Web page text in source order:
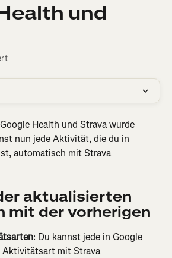
und
Health und Strava wurde
nun jede Aktivität, die du in
automatisch mit Strava
aktualisierten
mit der vorherigen
: Du kannst jede in Google
Aktivitätsart mit Strava